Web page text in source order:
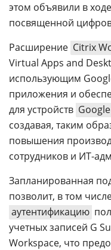
этом объявили в
посвященной
Расширение Citrix
Virtual Apps and
использующим
приложения и
для устройств
создавая, таким
повышения
сотрудников и ИТ-
Запланированная
позволит, в том
аутентификацию
учетных записей G
Workspace, что